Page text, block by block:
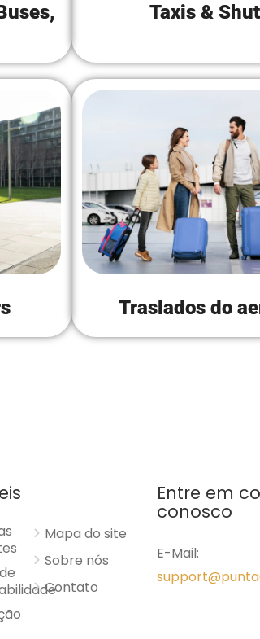
Taxis &
Traslados do
Mapa do site
Sobre nós
Contato
Entre em
conosco
E-Mail: